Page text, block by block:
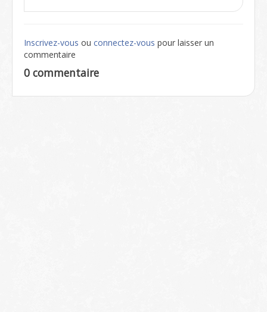
Inscrivez-vous ou connectez-vous pour laisser un
commentaire
0 commentaire